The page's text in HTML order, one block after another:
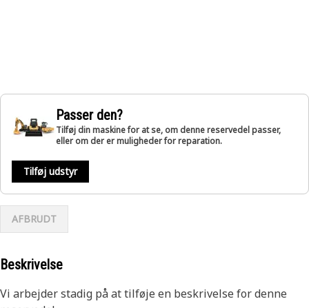
Passer den?
Tilføj din maskine for at se, om denne reservedel passer,
eller om der er muligheder for reparation.
Tilføj udstyr
AFBRUDT
Beskrivelse
Vi arbejder stadig på at tilføje en beskrivelse for denne